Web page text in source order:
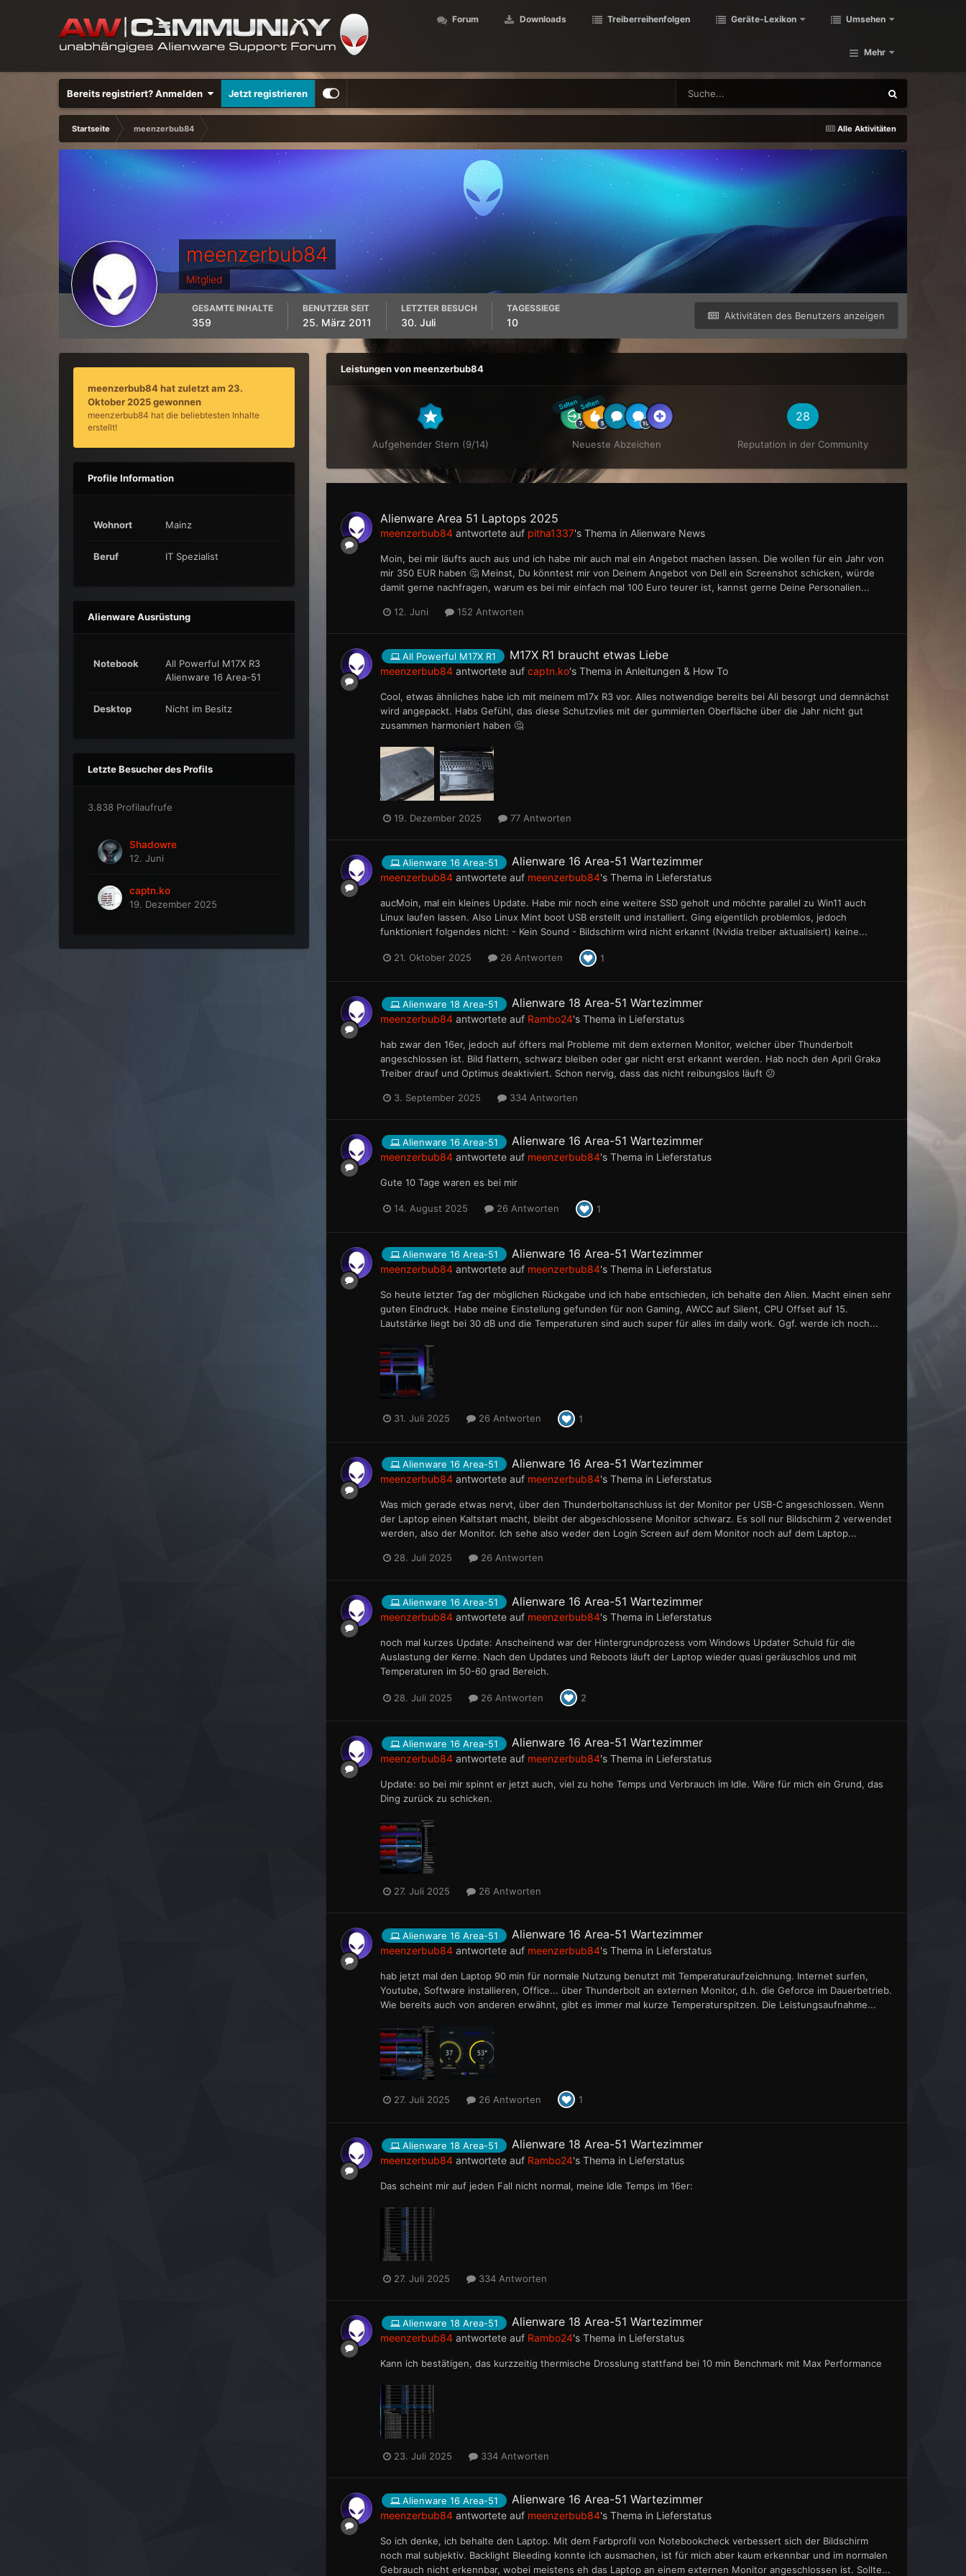
Forum Downloads Treiberreihenfolgen Geräte-Lexikon Umsehen
Mehr
Bereits registriert? Anmelden Jetzt registrieren
Alle Aktivitäten
Startseite meenzerbub84
meenzerbub84
Mitglied
Aktivitäten des Benutzers anzeigen
GESAMTE INHALTE
359
BENUTZER SEIT
25. März 2011
LETZTER BESUCH
30. Juli
TAGESSIEGE
10
meenzerbub84 hat zuletzt am 23.
Oktober 2025 gewonnen
meenzerbub84 hat die beliebtesten Inhalte
erstellt!
Profile Information
Wohnort Mainz
Beruf IT Spezialist
Alienware Ausrüstung
Notebook
All Powerful M17X R3
Alienware 16 Area-51
Desktop Nicht im Besitz
Letzte Besucher des Profils
3.838 Profilaufrufe
Shadowre
12. Juni
captn.ko
19. Dezember 2025
Leistungen von meenzerbub84
Aufgehender Stern (9/14)
SeltenSelten
Neueste Abzeichen
28
Reputation in der Community
Alienware Area 51 Laptops 2025
meenzerbub84 antwortete auf pitha1337's Thema in Alienware News
Moin, bei mir läufts auch aus und ich habe mir auch mal ein Angebot machen lassen. Die wollen für ein Jahr von
mir 350 EUR haben 🤔 Meinst, Du könntest mir von Deinem Angebot von Dell ein Screenshot schicken, würde
damit gerne nachfragen, warum es bei mir einfach mal 100 Euro teurer ist, kannst gerne Deine Personalien...
12. Juni 152 Antworten
All Powerful M17X R1 M17X R1 braucht etwas Liebe
meenzerbub84 antwortete aufcaptn.ko's Thema in Anleitungen & How To
Cool, etwas ähnliches habe ich mit meinem m17x R3 vor. Alles notwendige bereits bei Ali besorgt und demnächst
wird angepackt. Habs Gefühl, das diese Schutzvlies mit der gummierten Oberfläche über die Jahr nicht gut
zusammen harmoniert haben 🤔
19. Dezember 2025 77 Antworten
Alienware 16 Area-51 Alienware 16 Area-51 Wartezimmer
meenzerbub84 antwortete auf meenzerbub84's Thema in Lieferstatus
aucMoin, mal ein kleines Update. Habe mir noch eine weitere SSD geholt und möchte parallel zu Win11 auch
Linux laufen lassen. Also Linux Mint boot USB erstellt und installiert. Ging eigentlich problemlos, jedoch
funktioniert folgendes nicht: - Kein Sound - Bildschirm wird nicht erkannt (Nvidia treiber aktualisiert) keine...
21. Oktober 2025 26 Antworten 1
Alienware 18 Area-51 Alienware 18 Area-51 Wartezimmer
meenzerbub84 antwortete auf Rambo24's Thema in Lieferstatus
hab zwar den 16er, jedoch auf öfters mal Probleme mit dem externen Monitor, welcher über Thunderbolt
angeschlossen ist. Bild flattern, schwarz bleiben oder gar nicht erst erkannt werden. Hab noch den April Graka
Treiber drauf und Optimus deaktiviert. Schon nervig, dass das nicht reibungslos läuft 😕
3. September 2025 334 Antworten
Alienware 16 Area-51 Alienware 16 Area-51 Wartezimmer
meenzerbub84 antwortete auf meenzerbub84's Thema in Lieferstatus
Gute 10 Tage waren es bei mir
14. August 2025 26 Antworten 1
Alienware 16 Area-51 Alienware 16 Area-51 Wartezimmer
meenzerbub84 antwortete auf meenzerbub84's Thema in Lieferstatus
So heute letzter Tag der möglichen Rückgabe und ich habe entschieden, ich behalte den Alien. Macht einen sehr
guten Eindruck. Habe meine Einstellung gefunden für non Gaming, AWCC auf Silent, CPU Offset auf 15.
Lautstärke liegt bei 30 dB und die Temperaturen sind auch super für alles im daily work. Ggf. werde ich noch...
31. Juli 2025 26 Antworten 1
Alienware 16 Area-51 Alienware 16 Area-51 Wartezimmer
meenzerbub84 antwortete auf meenzerbub84's Thema in Lieferstatus
Was mich gerade etwas nervt, über den Thunderboltanschluss ist der Monitor per USB-C angeschlossen. Wenn
der Laptop einen Kaltstart macht, bleibt der abgeschlossene Monitor schwarz. Es soll nur Bildschirm 2 verwendet
werden, also der Monitor. Ich sehe also weder den Login Screen auf dem Monitor noch auf dem Laptop...
28. Juli 2025 26 Antworten
Alienware 16 Area-51 Alienware 16 Area-51 Wartezimmer
meenzerbub84 antwortete auf meenzerbub84's Thema in Lieferstatus
noch mal kurzes Update: Anscheinend war der Hintergrundprozess vom Windows Updater Schuld für die
Auslastung der Kerne. Nach den Updates und Reboots läuft der Laptop wieder quasi geräuschlos und mit
Temperaturen im 50-60 grad Bereich.
28. Juli 2025 26 Antworten 2
Alienware 16 Area-51 Alienware 16 Area-51 Wartezimmer
meenzerbub84 antwortete auf meenzerbub84's Thema in Lieferstatus
Update: so bei mir spinnt er jetzt auch, viel zu hohe Temps und Verbrauch im Idle. Wäre für mich ein Grund, das
Ding zurück zu schicken.
27. Juli 2025 26 Antworten
Alienware 16 Area-51 Alienware 16 Area-51 Wartezimmer
meenzerbub84 antwortete auf meenzerbub84's Thema in Lieferstatus
hab jetzt mal den Laptop 90 min für normale Nutzung benutzt mit Temperaturaufzeichnung. Internet surfen,
Youtube, Software installieren, Office... über Thunderbolt an externen Monitor, d.h. die Geforce im Dauerbetrieb.
Wie bereits auch von anderen erwähnt, gibt es immer mal kurze Temperaturspitzen. Die Leistungsaufnahme...
27. Juli 2025 26 Antworten 1
Alienware 18 Area-51 Alienware 18 Area-51 Wartezimmer
meenzerbub84 antwortete auf Rambo24's Thema in Lieferstatus
Das scheint mir auf jeden Fall nicht normal, meine Idle Temps im 16er:
27. Juli 2025 334 Antworten
Alienware 18 Area-51 Alienware 18 Area-51 Wartezimmer
meenzerbub84 antwortete auf Rambo24's Thema in Lieferstatus
Kann ich bestätigen, das kurzzeitig thermische Drosslung stattfand bei 10 min Benchmark mit Max Performance
23. Juli 2025 334 Antworten
Alienware 16 Area-51 Alienware 16 Area-51 Wartezimmer
meenzerbub84 antwortete auf meenzerbub84's Thema in Lieferstatus
So ich denke, ich behalte den Laptop. Mit dem Farbprofil von Notebookcheck verbessert sich der Bildschirm
noch mal subjektiv. Backlight Bleeding konnte ich ausmachen, ist für mich aber kaum erkennbar und im normalen
Gebrauch nicht erkennbar, wobei meistens eh das Laptop an einem externen Monitor angeschlossen ist. Sollte...